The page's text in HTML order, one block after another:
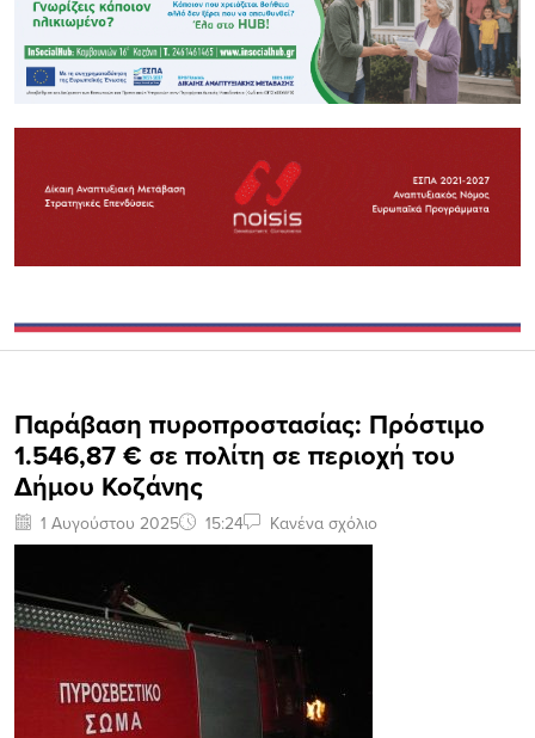
Παράβαση πυροπροστασίας: Πρόστιμο
1.546,87 € σε πολίτη σε περιοχή του
Δήμου Κοζάνης
1 Αυγούστου 2025 15:24 Κανένα σχόλιο